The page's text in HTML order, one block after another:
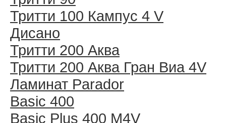
Тритти 100 Кампус 4 V
Дисано
Тритти 200 Аква
Тритти 200 Аква Гран Виа 4V
Ламинат Parador
Basic 400
Basic Plus 400 M4V